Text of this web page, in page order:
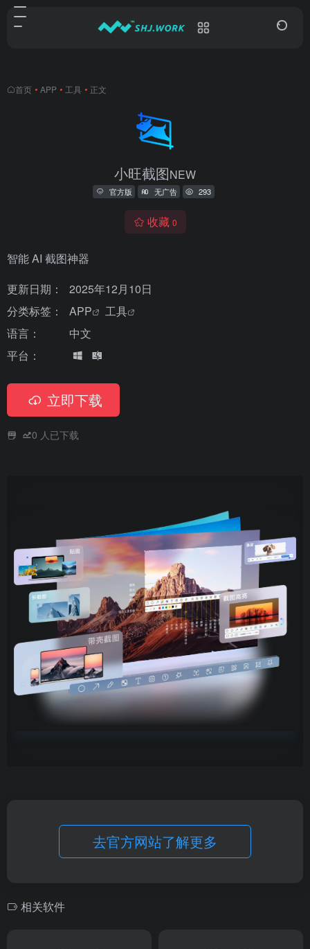
首页 • APP • 工具 • 正文
小旺截图NEW
官方版 无广告 293
收藏 0
智能 AI 截图神器
更新日期：
2025年12月10日
分类标签：
APP
工具
语言：
中文
平台：
立即下载
0 人已下载
去官方网站了解更多
相关软件